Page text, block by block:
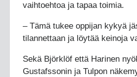
vaihtoehtoa ja tapaa toimia.
– Tämä tukee oppijan kykyä
tilannettaan ja löytää keinoja
Sekä Björklöf että Harinen
Gustafssonin ja Tulpon